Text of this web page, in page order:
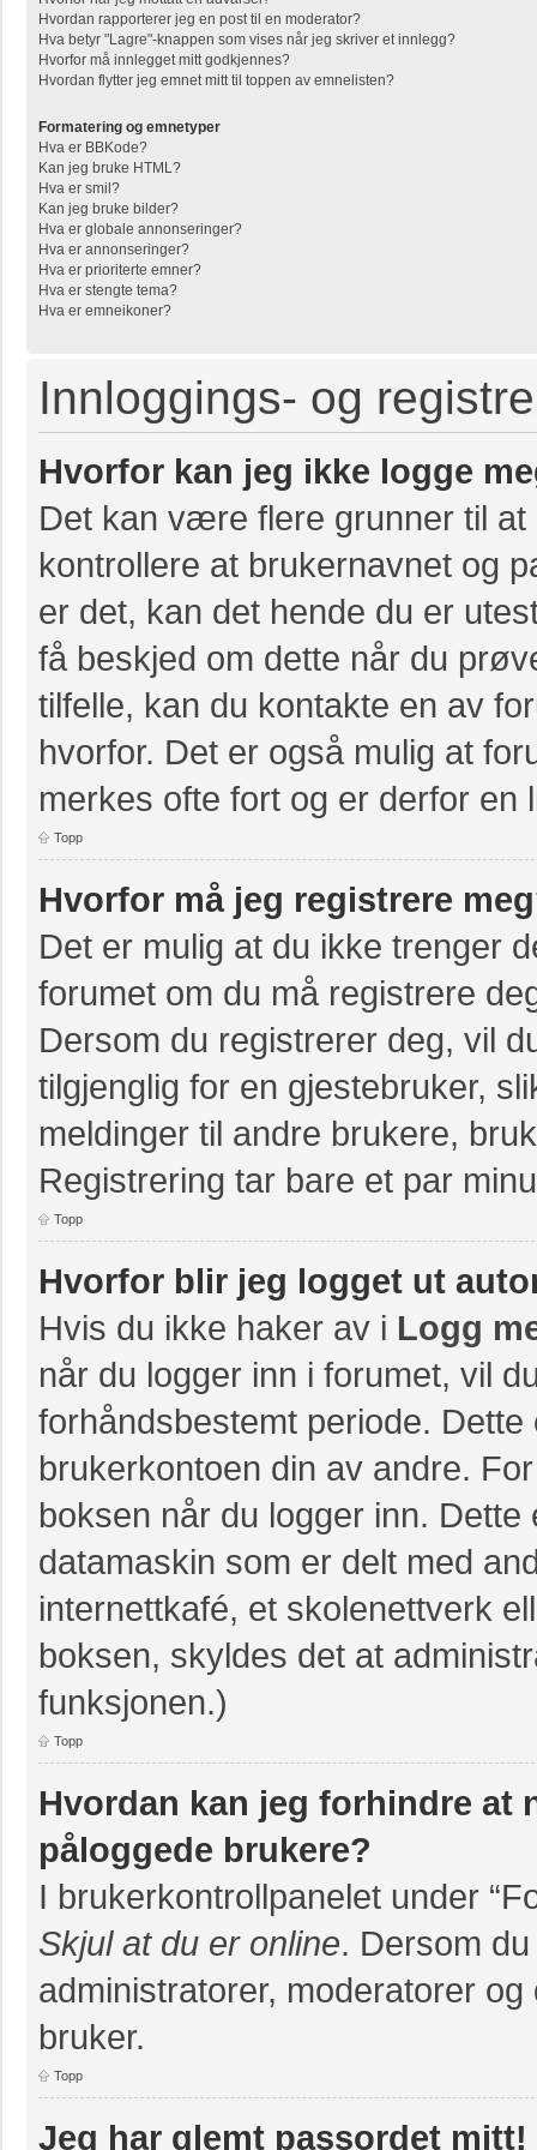
Hvordan rapporterer jeg en post til en moderator?
Hva betyr "Lagre"-knappen som vises når jeg skriver et innlegg?
Hvorfor må innlegget mitt godkjennes?
Hvordan flytter jeg emnet mitt til toppen av emnelisten?
Formatering og emnetyper
Hva er BBKode?
Kan jeg bruke HTML?
Hva er smil?
Kan jeg bruke bilder?
Hva er globale annonseringer?
Hva er annonseringer?
Hva er prioriterte emner?
Hva er stengte tema?
Hva er emneikoner?
Innloggings- og
Hvorfor kan jeg ikke logge
Det kan være flere grunner til
kontrollere at brukernavnet og
er det, kan det hende du er
få beskjed om dette når du
tilfelle, kan du kontakte en av
hvorfor. Det er også mulig at
merkes ofte fort og er derfor en
Topp
Hvorfor må jeg registrere
Det er mulig at du ikke trenger
forumet om du må registrere
Dersom du registrerer deg, vil
tilgjenglig for en gjestebruker,
meldinger til andre brukere,
Registrering tar bare et par
Topp
Hvorfor blir jeg logget ut
Hvis du ikke haker av i Logg
når du logger inn i forumet, vil
forhåndsbestemt periode.
brukerkontoen din av andre.
boksen når du logger inn.
datamaskin som er delt med
internettkafé, et skolenettverk
boksen, skyldes det at
funksjonen.)
Topp
Hvordan kan jeg forhindre
påloggede brukere?
I brukerkontrollpanelet under
Skjul at du er online. Dersom
administratorer, moderatorer
bruker.
Topp
Jeg har glemt passordet mitt!